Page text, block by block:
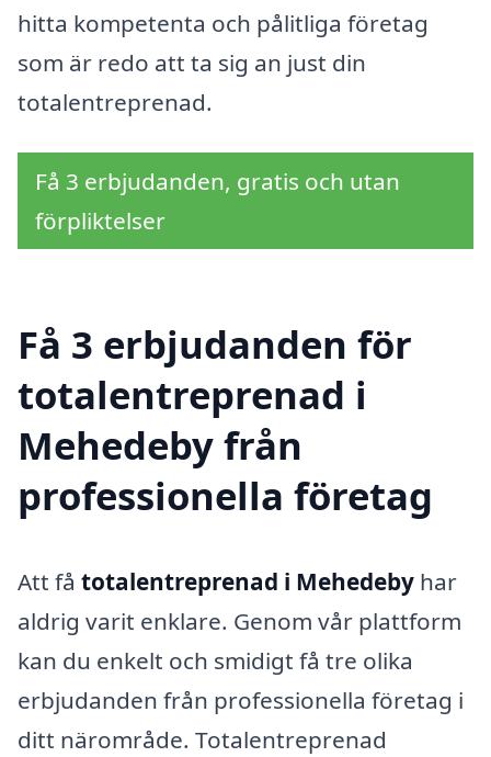
hitta kompetenta och pålitliga företag
som är redo att ta sig an just din
totalentreprenad.
Få 3 erbjudanden, gratis och utan
förpliktelser
Få 3 erbjudanden för
totalentreprenad i
Mehedeby från
professionella företag
Att få totalentreprenad i Mehedeby har
aldrig varit enklare. Genom vår plattform
kan du enkelt och smidigt få tre olika
erbjudanden från professionella företag i
ditt närområde. Totalentreprenad